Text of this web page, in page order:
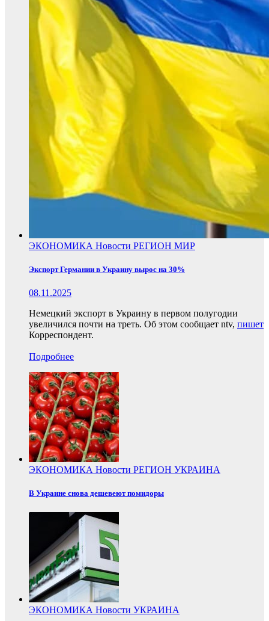
ЭКОНОМИКА Новости РЕГИОН МИР
Экспорт Германии в Украину вырос на 30%
08.11.2025
Немецкий экспорт в Украину в первом полугодии
увеличился почти на треть. Об этом сообщает ntv, пишет
Корреспондент.
Подробнее
ЭКОНОМИКА Новости РЕГИОН УКРАИНА
В Украине снова дешевеют помидоры
ЭКОНОМИКА Новости УКРАИНА